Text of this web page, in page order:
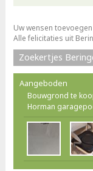
Uw wensen toevoegen
Alle felicitaties uit
Zoekertjes
Aangeboden
Bouwgrond te
Horman